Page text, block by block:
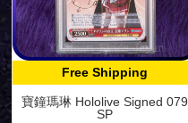
Free Shipping
寶鐘瑪琳 Hololive Signed 079
SP